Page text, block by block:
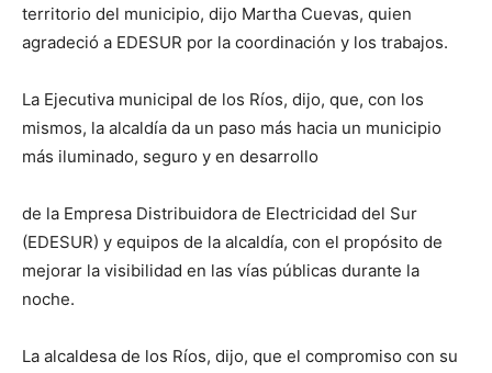
territorio del municipio, dijo Martha Cuevas, quien
agradeció a EDESUR por la coordinación y los trabajos.
La Ejecutiva municipal de los Ríos, dijo, que, con los
mismos, la alcaldía da un paso más hacia un municipio
más iluminado, seguro y en desarrollo
de la Empresa Distribuidora de Electricidad del Sur
(EDESUR) y equipos de la alcaldía, con el propósito de
mejorar la visibilidad en las vías públicas durante la
noche.
La alcaldesa de los Ríos, dijo, que el compromiso con su